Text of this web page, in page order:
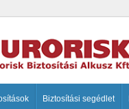
Biztosítási segédlet